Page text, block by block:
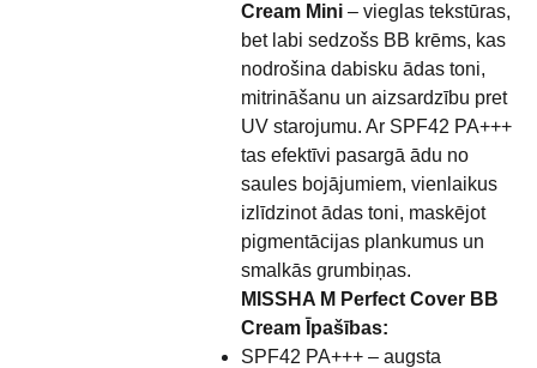
Cream Mini– vieglas tekstūras,
bet labi sedzošs BB krēms, kas
nodrošina dabisku ādas toni,
mitrināšanu un aizsardzību pret
UV starojumu. Ar SPF42 PA+++
tas efektīvi pasargā ādu no
saules bojājumiem, vienlaikus
izlīdzinot ādas toni, maskējot
pigmentācijas plankumus un
smalkās grumbiņas.
MISSHA M Perfect Cover BB
Cream Īpašības:
SPF42 PA+++ – augsta